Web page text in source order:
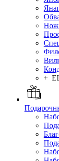
Нож
+